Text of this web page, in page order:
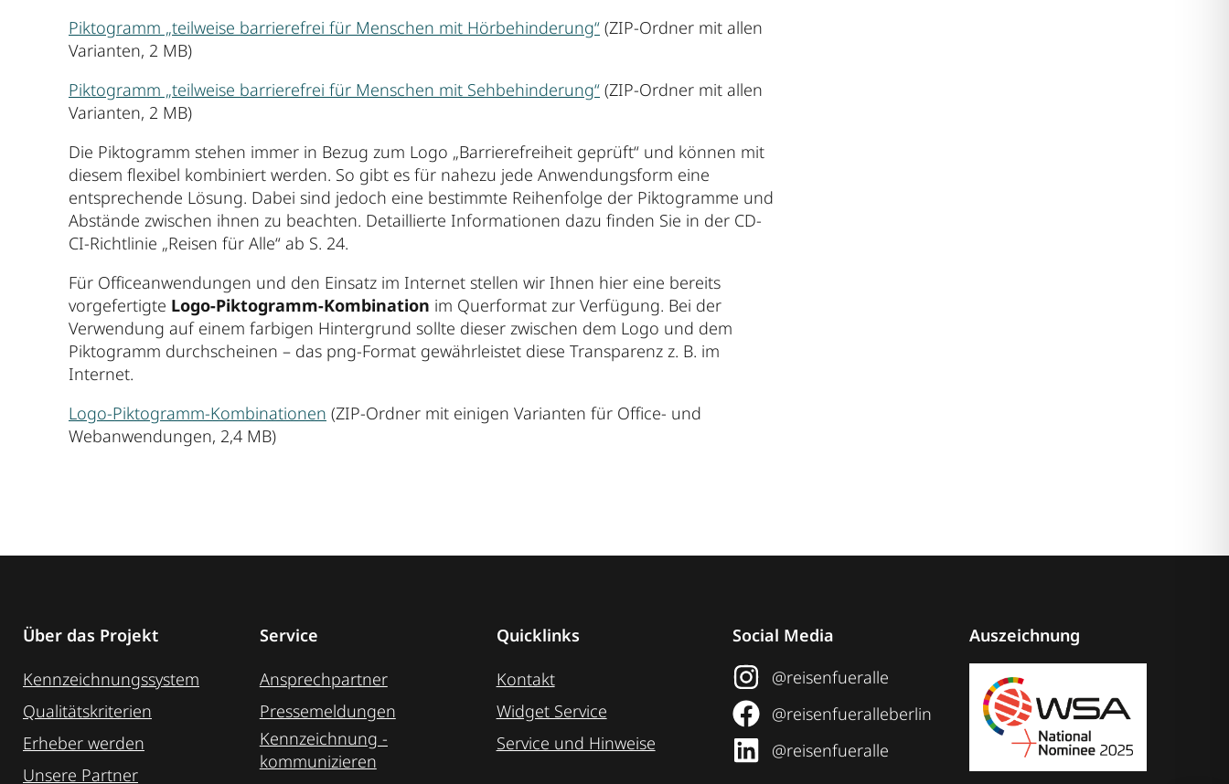
Piktogramm „teilweise barrierefrei für Menschen mit Hörbehinderung“ (ZIP-Ordner mit allen
Varianten, 2 MB)
Piktogramm „teilweise barrierefrei für Menschen mit Sehbehinderung“ (ZIP-Ordner mit allen
Varianten, 2 MB)
Die Piktogramm stehen immer in Bezug zum Logo „Barrierefreiheit geprüft“ und können mit
diesem flexibel kombiniert werden. So gibt es für nahezu jede Anwendungsform eine
entsprechende Lösung. Dabei sind jedoch eine bestimmte Reihenfolge der Piktogramme und
Abstände zwischen ihnen zu beachten. Detaillierte Informationen dazu finden Sie in der CD-
CI-Richtlinie „Reisen für Alle“ ab S. 24.
Für Officeanwendungen und den Einsatz im Internet stellen wir Ihnen hier eine bereits
vorgefertigte Logo-Piktogramm-Kombination im Querformat zur Verfügung. Bei der
Verwendung auf einem farbigen Hintergrund sollte dieser zwischen dem Logo und dem
Piktogramm durchscheinen – das png-Format gewährleistet diese Transparenz z. B. im
Internet.
Logo-Piktogramm-Kombinationen (ZIP-Ordner mit einigen Varianten für Office- und
Webanwendungen, 2,4 MB)
Über das Projekt
Kennzeichnungssystem
Qualitätskriterien
Erheber werden
Unsere Partner
Service
Ansprechpartner
Pressemeldungen
Kennzeichnung ­
kommunizieren
Quicklinks
Kontakt
Widget Service
Service und Hinweise
Social Media
@reisenfueralle
@reisenfueralleberlin
@reisenfueralle
Auszeichnung